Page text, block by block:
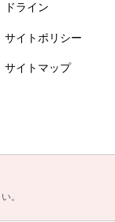
ドライン
サイトポリシー
サイトマップ
。